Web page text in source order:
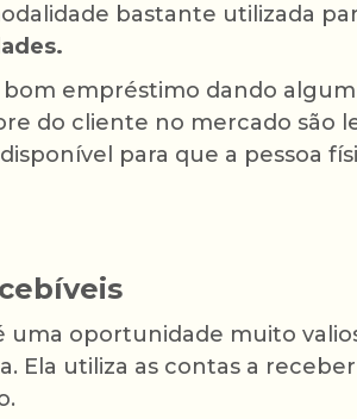
bastante utilizada
empréstimo dando
do cliente no mercado são
para que a pessoa
uma oportunidade muito
Ela utiliza as contas a